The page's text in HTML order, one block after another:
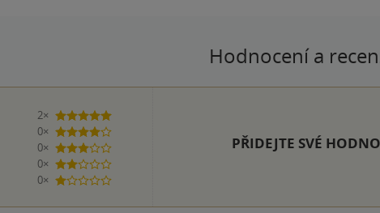
Hodnocení a
2×
5 hvězdiček
0×
4 hvězdičky
0×
3 hvězdičky
0×
2 hvězdičky
0×
1 hvezdička
PŘIDEJTE SVÉ